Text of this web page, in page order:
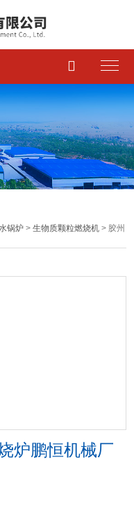

锅炉 >生物质颗粒燃烧机 > 胶州
炉鹏恒机械厂